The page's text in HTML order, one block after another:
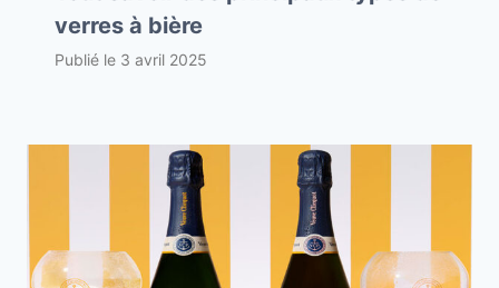
verres à bière
Publié le 3 avril 2025